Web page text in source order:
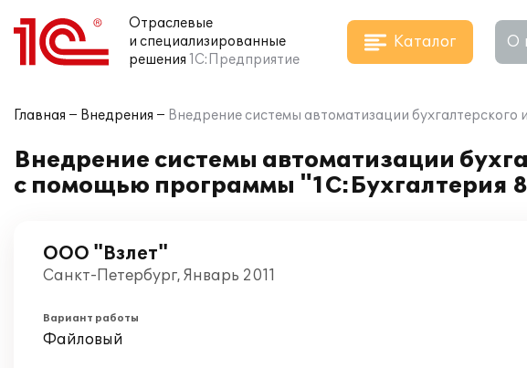
Отраслевые
и специализированные
решения 1С:Предприятие
Каталог О
Главная Внедрения Внедрение системы автоматизации
Внедрение системы автоматизации
с помощью программы "1С:Бухгалтерия
ООО "Взлет"
Санкт-Петербург, Январь 2011
Вариант работы
Файловый